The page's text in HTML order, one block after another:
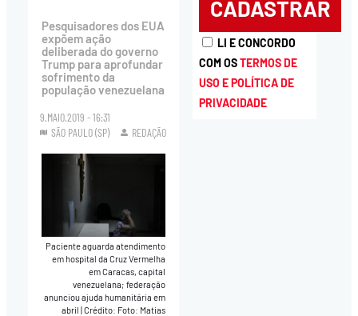
Pesquisadores dos EUA
expõem ação
deliberada do governo
Trump para aprofundar
sofrimento da
população venezuelana
9.MAIO.2019 - 16:31
SÃO PAULO (SP)
REDAÇÃO
Paciente aguarda atendimento
em hospital da Cruz Vermelha
em Caracas, capital
venezuelana; federação
anunciou ajuda humanitária em
abril|Crédito: Foto: Matias
LI E CONCORDO
COM OSTERMOS DE
USO E POLÍTICA DE
PRIVACIDADE